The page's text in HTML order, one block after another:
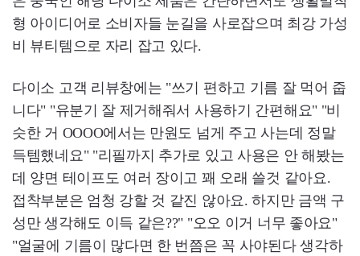
형 아이디어로 소비자들 눈길을 사로잡으며 최강 가성
비 뷰티템으로 자리 잡고 있다.
다이소 고객 리뷰창에는 "쓰기 편하고 기름 잘 먹어 줍
니다" "유분기 잘 제거해줘서 사용하기 간편해요" "비
슷한 거 OOOO에서는 만원도 넘게 주고 사는데 정말
득템했네요" "리필까지 추가로 있고 사용은 안 해봤는
데 양면 테이프도 여러 장이고 꽤 오래 쓸것 같아요.
접착부분은 엄청 강할 것 같진 않아요. 하지만 금액 구
성만 생각해도 이득 같은??" "오오 이거 너무 좋아요"
"얼굴에 기름이 많다면 한 번쯤은 꼭 사야된다 생각하